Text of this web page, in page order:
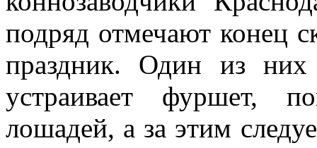
подряд отмечают конец
праздник. Один из них
устраивает фуршет,
лошадей, а за этим